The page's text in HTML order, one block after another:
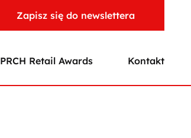
Zapisz się do newslettera
PRCH Retail Awards Kontakt